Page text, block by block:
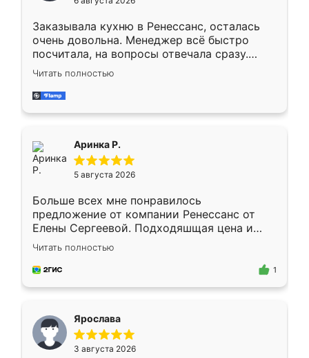
мебели буду заказывать только здесь.
Заказывала кухню в Ренессанс, осталась
очень довольна. Менеджер всё быстро
посчитала, на вопросы отвечала сразу.
Замерщик приехал в субботу, подошёл к
делу со всей ответственностью. Собрали
за день, ребята работали аккуратно, даже
Читать полностью
Аринка Р.
5 августа 2026
Больше всех мне понравилось
предложение от компании Ренессанс от
Елены Сергеевой. Подходяшщая цена и
короткие сроки изготовления. Приехавший
для замера сотрудник Владислав
предложил по моему эскизу самый
Читать полностью
1
Ярослава
3 августа 2026